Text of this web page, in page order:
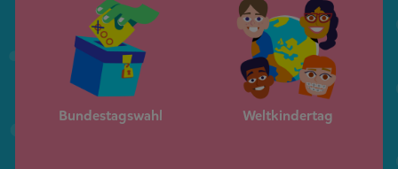
Bundestagswahl Weltkindertag